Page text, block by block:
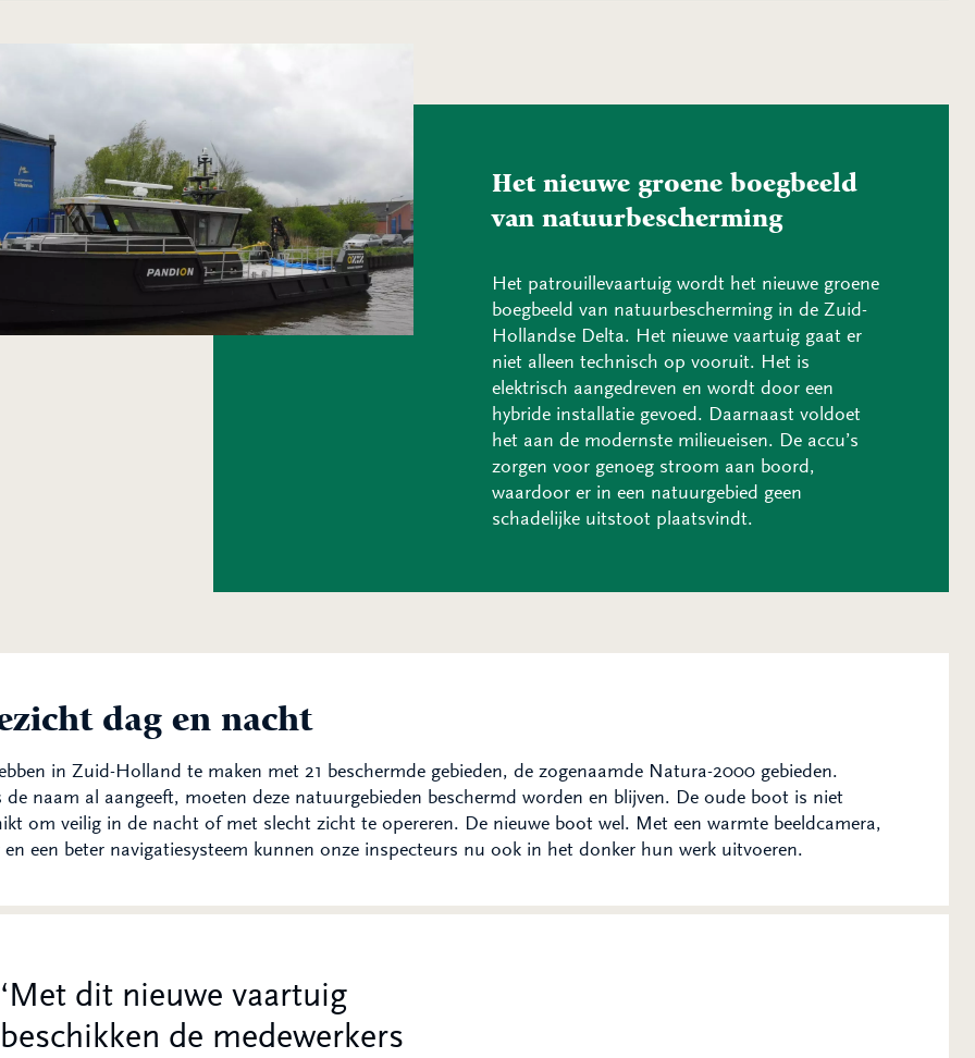
Het nieuwe groene boegbeeld
van natuurbescherming
Het patrouillevaartuig wordt het nieuwe groene
boegbeeld van natuurbescherming in de Zuid-
Hollandse Delta. Het nieuwe vaartuig gaat er
niet alleen technisch op vooruit. Het is
elektrisch aangedreven en wordt door een
hybride installatie gevoed. Daarnaast voldoet
het aan de modernste milieueisen. De accu’s
zorgen voor genoeg stroom aan boord,
waardoor er in een natuurgebied geen
schadelijke uitstoot plaatsvindt.
dag en nacht
in Zuid-Holland te maken met 21 beschermde gebieden, de zogenaamde Natura-2000 gebieden.
de naam al aangeeft, moeten deze natuurgebieden beschermd worden en blijven. De oude boot is niet
om veilig in de nacht of met slecht zicht te opereren. De nieuwe boot wel. Met een warmte beeldcamera,
en een beter navigatiesysteem kunnen onze inspecteurs nu ook in het donker hun werk uitvoeren.
Met dit nieuwe vaartuig
beschikken de medewerkers